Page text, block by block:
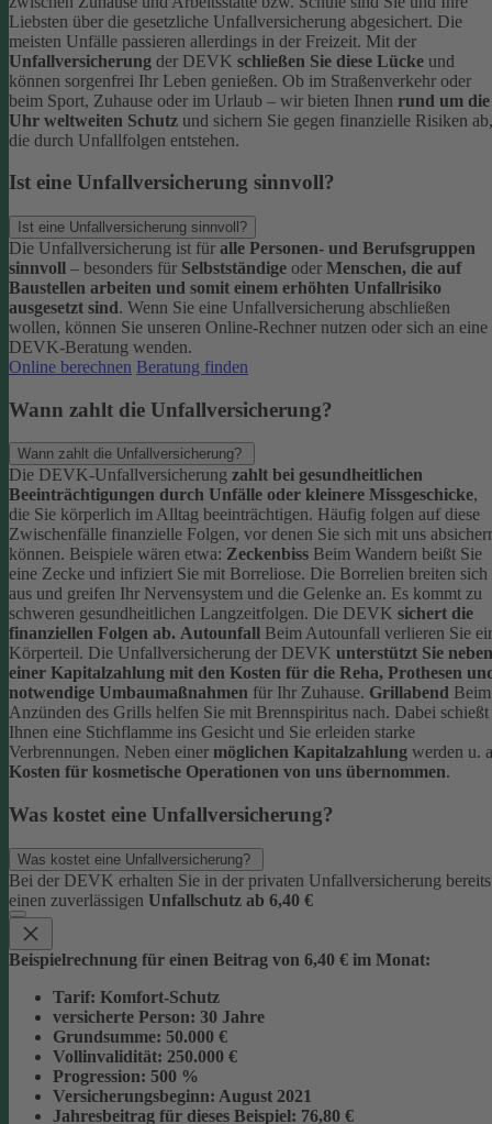
Liebsten über die gesetzliche Unfallversicherung abgesichert. Die
meisten Unfälle passieren allerdings in der Freizeit. Mit der
Unfallversicherung der DEVK schließen Sie diese Lücke und
können sorgenfrei Ihr Leben genießen. Ob im Straßenverkehr oder
beim Sport, Zuhause oder im Urlaub – wir bieten Ihnen rund um die
Uhr weltweiten Schutz und sichern Sie gegen finanzielle Risiken ab,
die durch Unfallfolgen entstehen.
Ist eine Unfallversicherung sinnvoll?
Ist eine Unfallversicherung sinnvoll?
Die Unfallversicherung ist für alle Personen- und Berufsgruppen
sinnvoll – besonders für Selbstständige oder Menschen, die auf
Baustellen arbeiten und somit einem erhöhten Unfallrisiko
ausgesetzt sind. Wenn Sie eine Unfallversicherung abschließen
wollen, können Sie unseren Online-Rechner nutzen oder sich an eine
DEVK-Beratung wenden.
Online berechnen Beratung finden
Wann zahlt die Unfallversicherung?
Wann zahlt die Unfallversicherung?
Die DEVK-Unfallversicherung zahlt bei gesundheitlichen
Beeinträchtigungen durch Unfälle oder kleinere Missgeschicke,
die Sie körperlich im Alltag beeinträchtigen. Häufig folgen auf diese
Zwischenfälle finanzielle Folgen, vor denen Sie sich mit uns
können. Beispiele wären etwa: Zeckenbiss Beim Wandern beißt Sie
eine Zecke und infiziert Sie mit Borreliose. Die Borrelien breiten sich
aus und greifen Ihr Nervensystem und die Gelenke an. Es kommt zu
schweren gesundheitlichen Langzeitfolgen. Die DEVK sichert die
finanziellen Folgen ab. Autounfall Beim Autounfall verlieren Sie
Körperteil. Die Unfallversicherung der DEVK unterstützt Sie neben
einer Kapitalzahlung mit den Kosten für die Reha, Prothesen
notwendige Umbaumaßnahmen für Ihr Zuhause. Grillabend Beim
Anzünden des Grills helfen Sie mit Brennspiritus nach. Dabei schießt
Ihnen eine Stichflamme ins Gesicht und Sie erleiden starke
Verbrennungen. Neben einer möglichen Kapitalzahlung werden u.
Kosten für kosmetische Operationen von uns übernommen.
Was kostet eine Unfallversicherung?
Was kostet eine Unfallversicherung?
Bei der DEVK erhalten Sie in der privaten Unfallversicherung bereits
einen zuverlässigen Unfallschutz ab 6,40 €
Beispielrechnung für einen Beitrag von 6,40 € im Monat:
Tarif: Komfort-Schutz
versicherte Person: 30 Jahre
Grundsumme: 50.000 €
Vollinvalidität: 250.000 €
Progression: 500 %
Versicherungsbeginn: August 2021
Jahresbeitrag für dieses Beispiel: 76,80 €